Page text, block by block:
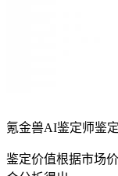
氪金兽AI鉴定师鉴
鉴定价值根据市场